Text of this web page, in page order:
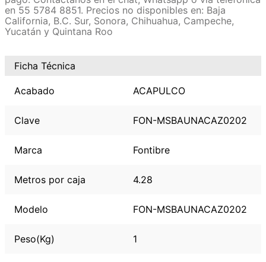
en 55 5784 8851. Precios no disponibles en: Baja
California, B.C. Sur, Sonora, Chihuahua, Campeche,
Yucatán y Quintana Roo
Ficha Técnica
Acabado ACAPULCO
Clave FON-MSBAUNACAZ0202
Marca Fontibre
Metros por caja 4.28
Modelo FON-MSBAUNACAZ0202
Peso(Kg) 1